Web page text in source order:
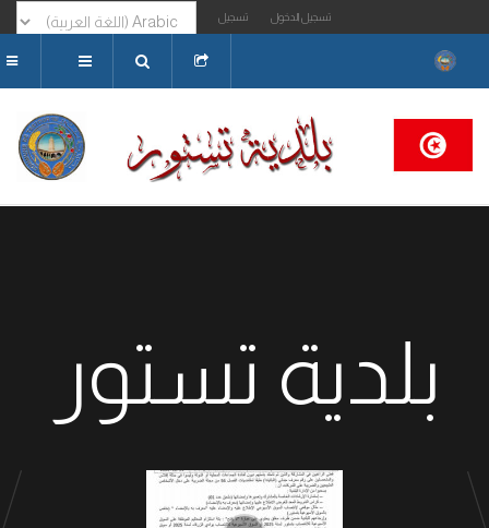
تسجيل الدخول تسجيل
البحث...
بلدية تستور